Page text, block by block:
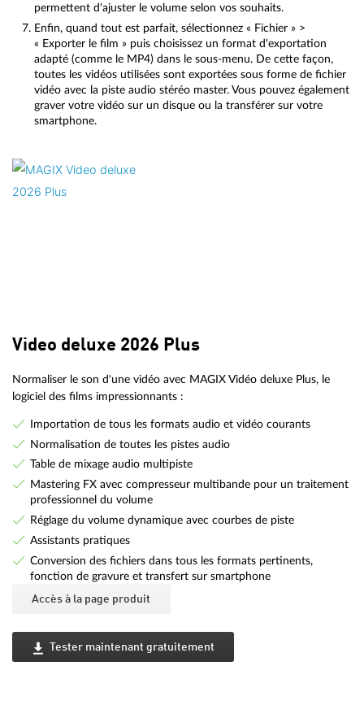
permettent d'ajuster le volume selon vos souhaits.
Enfin, quand tout est parfait, sélectionnez « Fichier » >
« Exporter le film » puis choisissez un format d'exportation
adapté (comme le MP4) dans le sous-menu. De cette façon,
toutes les vidéos utilisées sont exportées sous forme de fichier
vidéo avec la piste audio stéréo master. Vous pouvez également
graver votre vidéo sur un disque ou la transférer sur votre
smartphone.
Video deluxe 2026 Plus
Normaliser le son d'une vidéo avec MAGIX Vidéo deluxe Plus, le
logiciel des films impressionnants :
Importation de tous les formats audio et vidéo courants
Normalisation de toutes les pistes audio
Table de mixage audio multipiste
Mastering FX avec compresseur multibande pour un traitement
professionnel du volume
Réglage du volume dynamique avec courbes de piste
Assistants pratiques
Conversion des fichiers dans tous les formats pertinents,
fonction de gravure et transfert sur smartphone
Accès à la page produit
Tester maintenant gratuitement